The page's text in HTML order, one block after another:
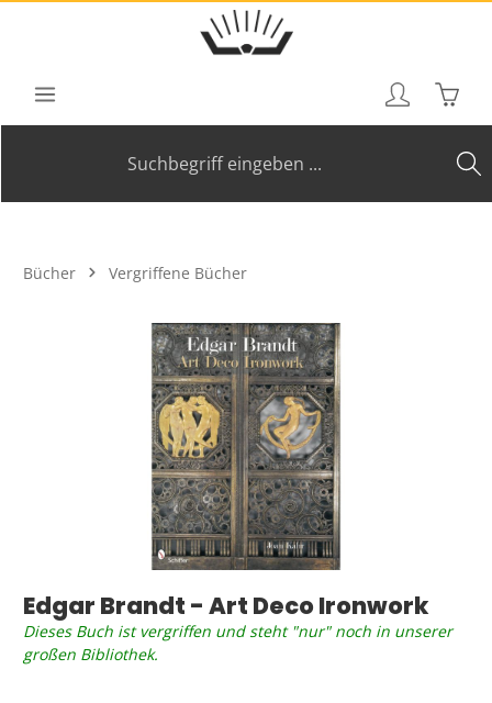
Zum Hauptinhalt springen
Bücher Vergriffene Bücher
Bildergalerie überspringen
Edgar Brandt - Art Deco Ironwork
Dieses Buch ist vergriffen und steht "nur" noch in unserer
großen Bibliothek.